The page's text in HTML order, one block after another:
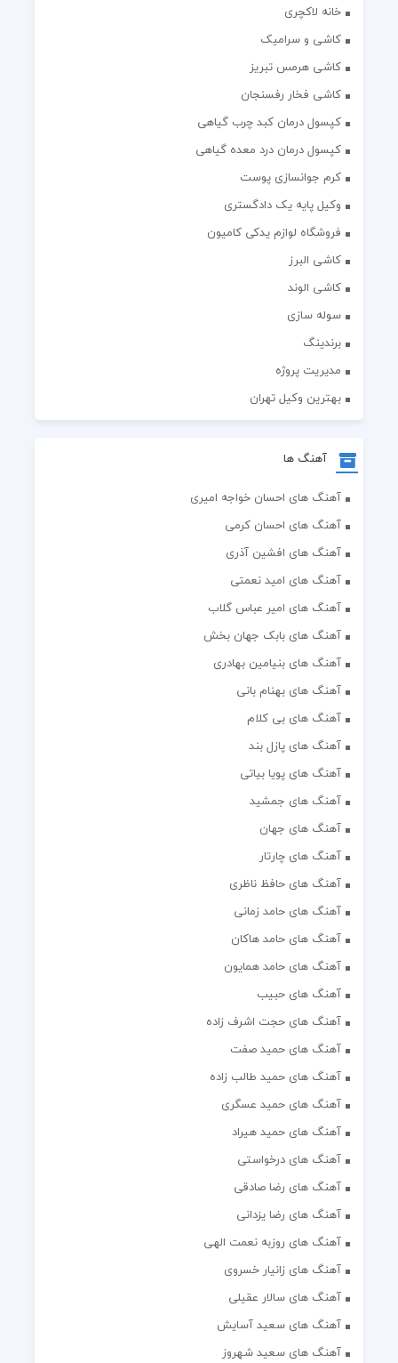
خانه لاکچری
کاشی و سرامیک
کاشی هرمس تبریز
کاشی فخار رفسنجان
کپسول درمان کبد چرب گیاهی
کپسول درمان درد معده گیاهی
کرم جوانسازی پوست
وکیل پایه یک دادگستری
فروشگاه لوازم یدکی کامیون
کاشی البرز
کاشی الوند
سوله سازی
برندینگ
مدیریت پروژه
بهترین وکیل تهران
آهنگ ها
آهنگ های احسان خواجه امیری
آهنگ های احسان کرمی
آهنگ های افشین آذری
آهنگ های امید نعمتی
آهنگ های امیر عباس گلاب
آهنگ های بابک جهان بخش
آهنگ های بنیامین بهادری
آهنگ های بهنام بانی
آهنگ های بی کلام
آهنگ های پازل بند
آهنگ های پویا بیاتی
آهنگ های جمشید
آهنگ های جهان
آهنگ های چارتار
آهنگ های حافظ ناظری
آهنگ های حامد زمانی
آهنگ های حامد هاکان
آهنگ های حامد همایون
آهنگ های حبیب
آهنگ های حجت اشرف زاده
آهنگ های حمید صفت
آهنگ های حمید طالب زاده
آهنگ های حمید عسگری
آهنگ های حمید هیراد
آهنگ های درخواستی
آهنگ های رضا صادقی
آهنگ های رضا یزدانی
آهنگ های روزبه نعمت الهی
آهنگ های زانیار خسروی
آهنگ های سالار عقیلی
آهنگ های سعید آسایش
آهنگ های سعید شهروز